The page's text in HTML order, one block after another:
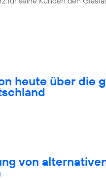
heute über die
von